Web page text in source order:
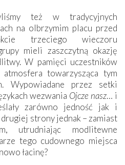
też w tradycyjnych
na olbrzymim placu przed
trzeciego wieczoru
mieli zaszczytną okazję
W pamięci uczestników
towarzysząca tym
Wypowiadane przez setki
wezwania Ojcze nasz… i
zarówno jedność jak i
strony jednak – zamiast
utrudniając modlitewne
tego cudownego miejsca
łacinę?